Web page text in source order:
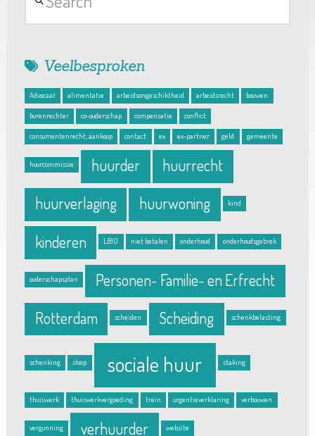
Veelbesproken
Advocaat alimentatie arbeidsongeschiktheid arbeidsrecht bouwen
burenrechter co-ouderschap compensatie conflict
consumentenrecht; aankoop contact ex ex-partner geld gemeente
huurcommissie huurder huurrecht
huurverlaging huurwoning kind
kinderen LBIO niet betalen onderhoud onderhoudsgebrek
ouderschapsplan Personen- Familie- en Erfrecht
Rotterdam scheiden Scheiding schenkbelasting
schenking sloop sociale huur staking
thuiswerk thuiswerkvergoeding trein urgentieverklaring verbouwen
vergunning verhuurder website